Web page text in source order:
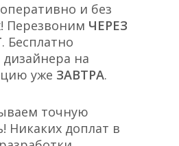
и без
Перезвоним ЧЕРЕЗ
. Бесплатно
на
уже ЗАВТРА.
точную
Никаких доплат в